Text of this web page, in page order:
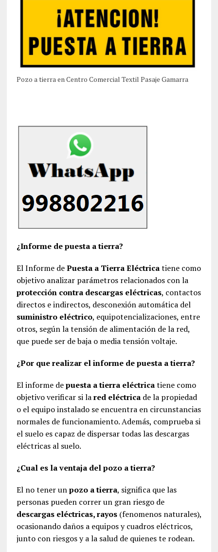
Pozo a tierra en Centro Comercial Textil Pasaje Gamarra
¿Informe de puesta a tierra?
El Informe dePuesta a Tierra Eléctricatiene como
objetivo analizar parámetros relacionados con la
protección contra descargas eléctricas, contactos
directos e indirectos, desconexión automática del
suministro eléctrico, equipotencializaciones, entre
otros, según la tensión de alimentación de la red,
que puede ser de baja o media tensión voltaje.
¿Por que realizar el informe de puesta a tierra?
El informe depuesta a tierra eléctricatiene como
objetivo verificar si lared eléctricade la propiedad
o el equipo instalado se encuentra en circunstancias
normales de funcionamiento. Además, comprueba si
el suelo es capaz de dispersar todas las descargas
eléctricas al suelo.
¿Cual es la ventaja del pozo a tierra?
El no tener unpozo a tierra, significa que las
personas pueden correr un gran riesgo de
descargas eléctricas, rayos(fenomenos naturales),
ocasionando daños a equipos y cuadros eléctricos,
junto con riesgos y a la salud de quienes te rodean.